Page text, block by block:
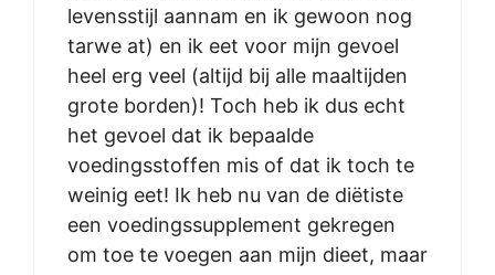
levensstijl aannam en ik gewoon nog
tarwe at) en ik eet voor mijn gevoel
heel erg veel (altijd bij alle maaltijden
grote borden)! Toch heb ik dus echt
het gevoel dat ik bepaalde
voedingsstoffen mis of dat ik toch te
weinig eet! Ik heb nu van de diëtiste
een voedingssupplement gekregen
om toe te voegen aan mijn dieet, maar